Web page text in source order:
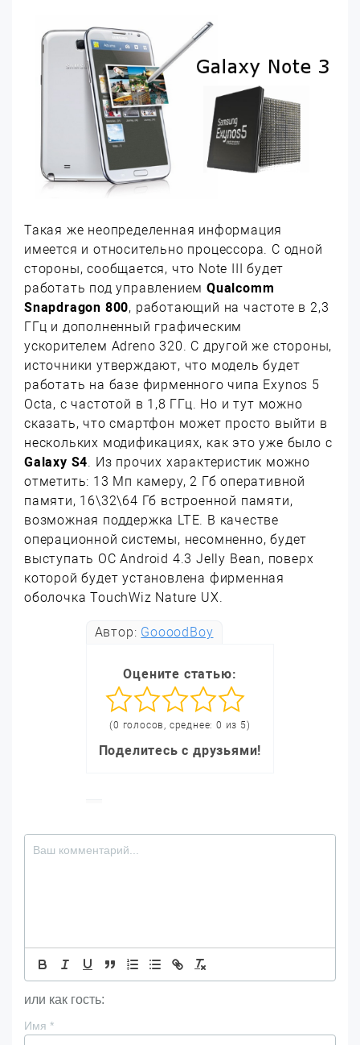
Такая же неопределенная информация
имеется и относительно процессора. С одной
стороны, сообщается, что Note III будет
работать под управлениемQualcomm
Snapdragon 800, работающий на частоте в 2,3
ГГц и дополненный графическим
ускорителем Adreno 320. С другой же стороны,
источники утверждают, что модель будет
работать на базе фирменного чипа Exynos 5
Octa, с частотой в 1,8 ГГц. Но и тут можно
сказать, что смартфон может просто выйти в
нескольких модификациях, как это уже было с
Galaxy S4 . Из прочих характеристик можно
отметить: 13 Мп камеру, 2 Гб оперативной
памяти, 16\32\64 Гб встроенной памяти,
возможная поддержка LTE. В качестве
операционной системы, несомненно, будет
выступать ОС Android 4.3 Jelly Bean, поверх
которой будет установлена фирменная
оболочка TouchWiz Nature UX.
Автор: GoooodBoy
Оцените статью:
(0 голосов, среднее: 0 из 5)
Поделитесь с друзьями!
или как гость:
Имя *